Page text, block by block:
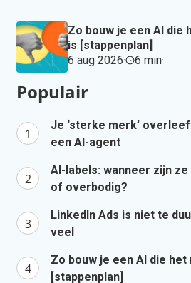
Zo bouw je een AI die
is [stappenplan]
6 aug 2026· 6 min·
Populair
Je ‘sterke merk’
een AI-agent
AI-labels: wanneer zijn
of overbodig?
LinkedIn Ads is niet te
veel
Zo bouw je een AI die
[stappenplan]